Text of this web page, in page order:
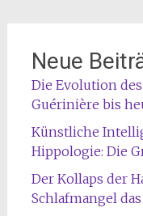
Neue
Die Evolution
Guérinière bis
Künstliche
Hippologie: Die
Der Kollaps der
Schlafmangel